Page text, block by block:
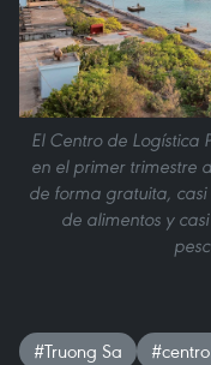
El Centro de Logística
en el primer trimestre
de forma gratuita,
de alimentos y
#Truong Sa